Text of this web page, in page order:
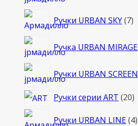
Ручки URBAN SKY 77
Ручка URBAN MIRAGE
Ручки URBAN SCREEN
Ручки серии ART 2020
Ручки URBAN LINE 44